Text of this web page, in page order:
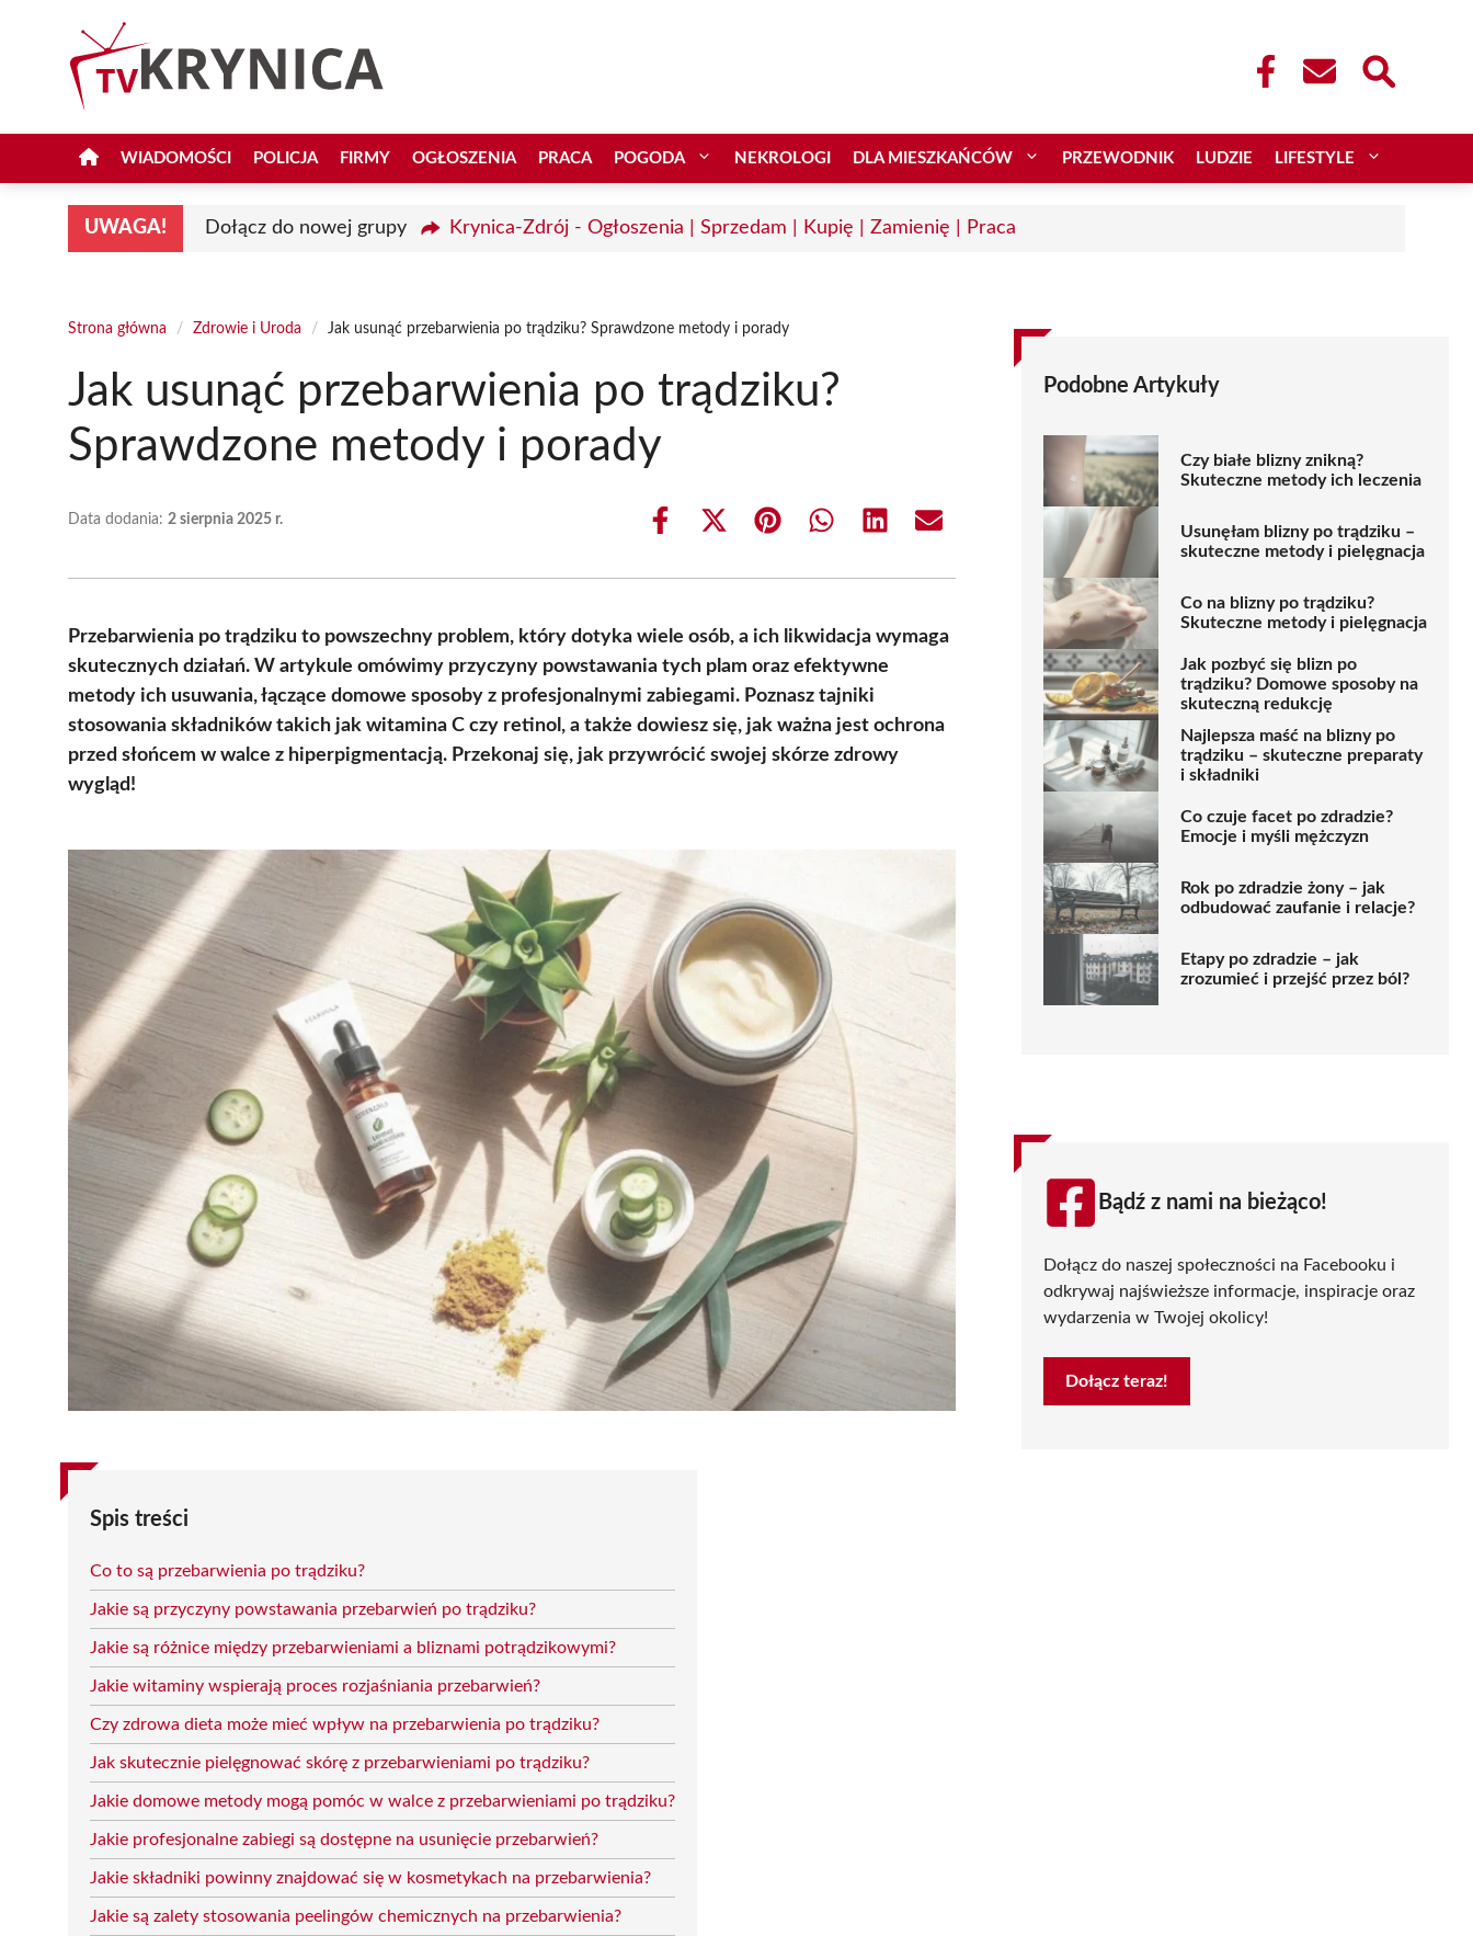
WIADOMOŚCI POLICJA FIRMY OGŁOSZENIA PRACA POGODA NEKROLOGI DLA MIESZKAŃCÓW PRZEWODNIK LUDZIE LIFESTYLE
UWAGA! Dołącz do nowej grupy Krynica-Zdrój - Ogłoszenia | Sprzedam | Kupię | Zamienię | Praca
Strona główna / Zdrowie i Uroda / Jak usunąć przebarwienia po trądziku? Sprawdzone metody i porady
Jak usunąć przebarwienia po trądziku?
Sprawdzone metody i porady
Data dodania: 2 sierpnia 2025 r.
Share
Share
(Twitter)
Share Share Share Share
Przebarwienia po trądziku to powszechny problem, który dotyka wiele osób, a ich likwidacja wymaga
skutecznych działań. W artykule omówimy przyczyny powstawania tych plam oraz efektywne
metody ich usuwania, łączące domowe sposoby z profesjonalnymi zabiegami. Poznasz tajniki
stosowania składników takich jak witamina C czy retinol, a także dowiesz się, jak ważna jest ochrona
przed słońcem w walce z hiperpigmentacją. Przekonaj się, jak przywrócić swojej skórze zdrowy
wygląd!
Spis treści
Co to są przebarwienia po trądziku?
Jakie są przyczyny powstawania przebarwień po trądziku?
Jakie są różnice między przebarwieniami a bliznami potrądzikowymi?
Jakie witaminy wspierają proces rozjaśniania przebarwień?
Czy zdrowa dieta może mieć wpływ na przebarwienia po trądziku?
Jak skutecznie pielęgnować skórę z przebarwieniami po trądziku?
Jakie domowe metody mogą pomóc w walce z przebarwieniami po trądziku?
Jakie profesjonalne zabiegi są dostępne na usunięcie przebarwień?
Jakie składniki powinny znajdować się w kosmetykach na przebarwienia?
Jakie są zalety stosowania peelingów chemicznych na przebarwienia?
Podobne Artykuły
Czy białe blizny znikną?
Skuteczne metody ich leczenia
Usunęłam blizny po trądziku –
skuteczne metody i pielęgnacja
Co na blizny po trądziku?
Skuteczne metody i pielęgnacja
Jak pozbyć się blizn po
trądziku? Domowe sposoby na
skuteczną redukcję
Najlepsza maść na blizny po
trądziku – skuteczne preparaty
i składniki
Co czuje facet po zdradzie?
Emocje i myśli mężczyzn
Rok po zdradzie żony – jak
odbudować zaufanie i relacje?
Etapy po zdradzie – jak
zrozumieć i przejść przez ból?
Bądź z nami na bieżąco!
Dołącz do naszej społeczności na Facebooku i
odkrywaj najświeższe informacje, inspiracje oraz
wydarzenia w Twojej okolicy!
Dołącz teraz!